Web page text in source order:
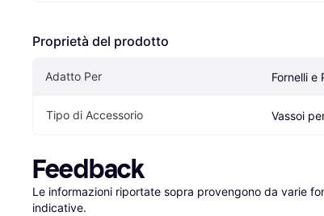
Proprietà del prodotto
Adatto Per Fornelli e
Tipo di Accessorio Vassoi
Feedback
Le informazioni riportate sopra provengono da varie
indicative.